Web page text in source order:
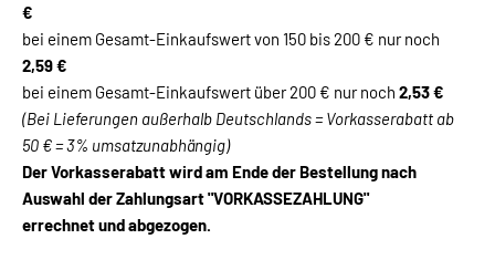
€
bei einem Gesamt-Einkaufswert von 150 bis 200 € nur noch
2,59 €
bei einem Gesamt-Einkaufswert über 200 € nur noch 2,53 €
(Bei Lieferungen außerhalb Deutschlands = Vorkasserabatt ab
50 € = 3% umsatzunabhängig)
Der Vorkasserabatt wird am Ende der Bestellung nach
Auswahl der Zahlungsart "VORKASSEZAHLUNG"
errechnet und abgezogen.